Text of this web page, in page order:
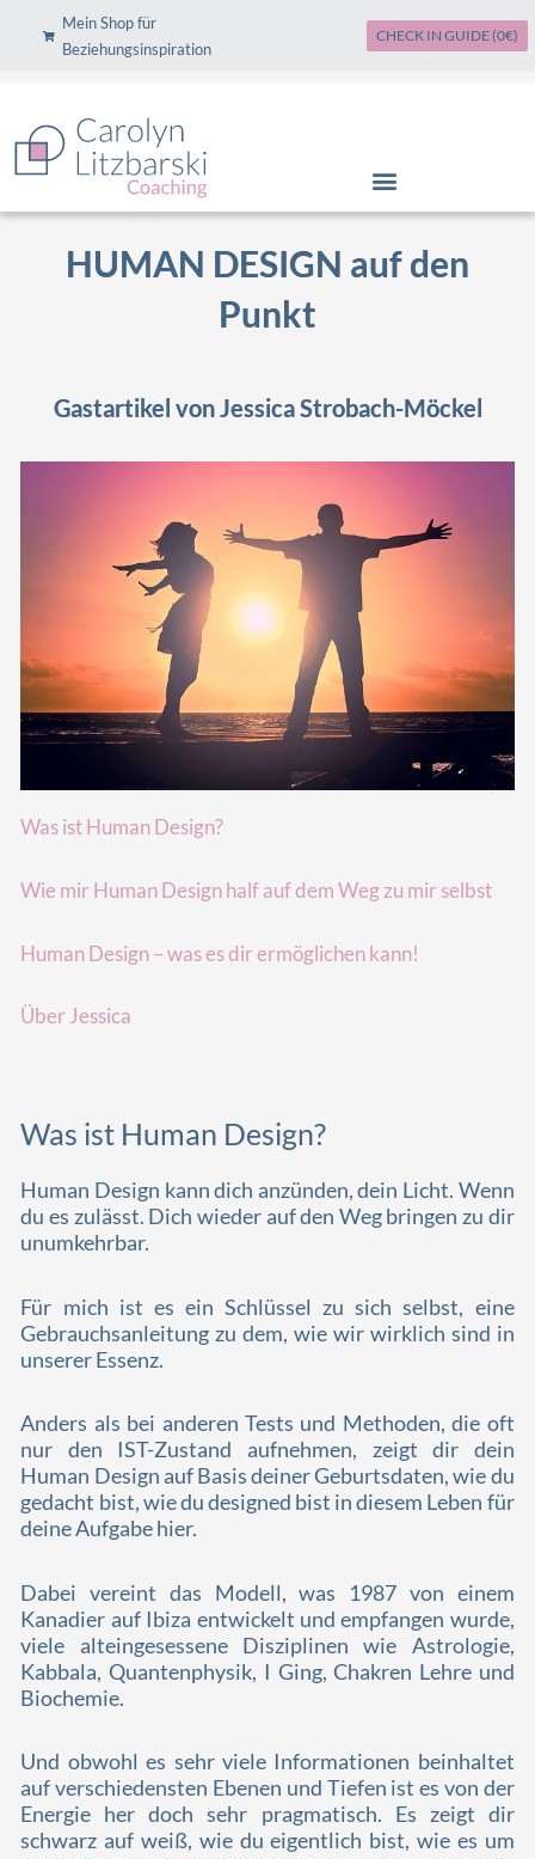
Mein Shop für
Beziehungsinspiration
CHECK IN GUIDE (0€)
HUMAN DESIGN auf den
Punkt
Gastartikel von Jessica Strobach-Möckel
Was ist Human Design?
Wie mir Human Design half auf dem Weg zu mir selbst
Human Design – was es dir ermöglichen kann!
Über Jessica
Was ist Human Design?
Human Design kann dich anzünden, dein Licht. Wenn
du es zulässt. Dich wieder auf den Weg bringen zu dir
unumkehrbar.
Für mich ist es ein Schlüssel zu sich selbst, eine
Gebrauchsanleitung zu dem, wie wir wirklich sind in
unserer Essenz.
Anders als bei anderen Tests und Methoden, die oft
nur den IST-Zustand aufnehmen, zeigt dir dein
Human Design auf Basis deiner Geburtsdaten, wie du
gedacht bist, wie du designed bist in diesem Leben für
deine Aufgabe hier.
Dabei vereint das Modell, was 1987 von einem
Kanadier auf Ibiza entwickelt und empfangen wurde,
viele alteingesessene Disziplinen wie Astrologie,
Kabbala, Quantenphysik, I Ging, Chakren Lehre und
Biochemie.
Und obwohl es sehr viele Informationen beinhaltet
auf verschiedensten Ebenen und Tiefen ist es von der
Energie her doch sehr pragmatisch. Es zeigt dir
schwarz auf weiß, wie du eigentlich bist, wie es um